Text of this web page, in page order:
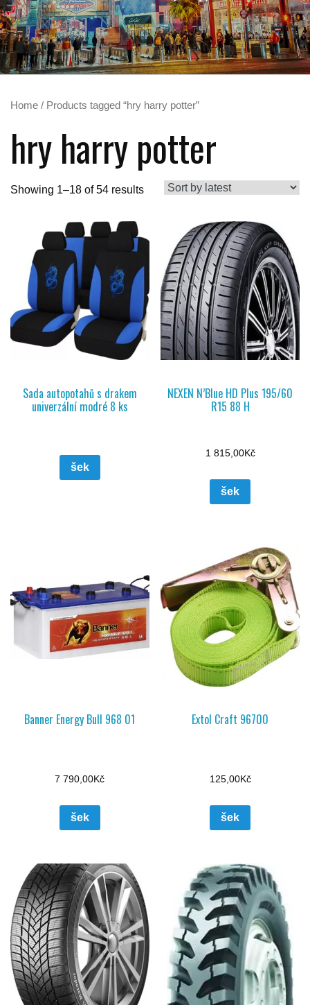
Home / Products tagged “hry harry potter”
hry harry potter
Showing 1–18 of 54 results
Sada autopotahů s drakem
univerzální modré 8 ks
šek
NEXEN N’Blue HD Plus 195/60
R15 88 H
1 815,00Kč
šek
Banner Energy Bull 968 01
7 790,00Kč
šek
Extol Craft 96700
125,00Kč
šek